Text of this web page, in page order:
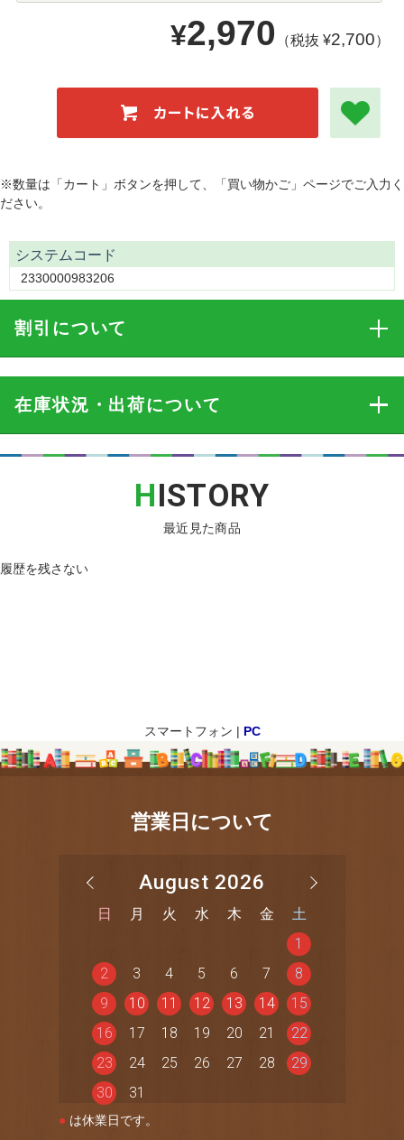
¥2,970 （税抜 ¥2,700）
※数量は「カート」ボタンを押して、「買い物かご」ページでご入力く
ださい。
システムコード
2330000983206
割引 について
在庫状況・出荷について
HISTORY
最近見た商品
履歴を残さない
スマートフォン | PC
営業日について
August 2026
日 月 火 水 木 金
土
1
2
3 4 5 6 7
8
9
10 11 12 13 14
15
16
17 18 19 20 21
22
23
24 25 26 27 28
29
30
31
● は休業日です。